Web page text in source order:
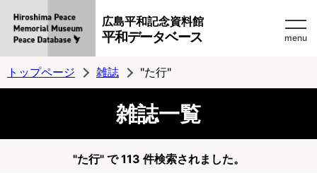
広島平和記念資料館
平和データベース menu
トップページ 雑誌 "た行"
雑誌一覧
"た行" で 113 件検索されました。